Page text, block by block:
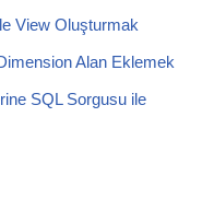
View Oluşturmak
Alan Eklemek
SQL Sorgusu ile